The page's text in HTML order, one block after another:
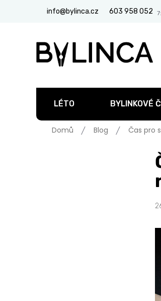
603 958 052
info@bylinca.cz
LÉTO BYLINKOVÉ
Domů Blog Čas pro